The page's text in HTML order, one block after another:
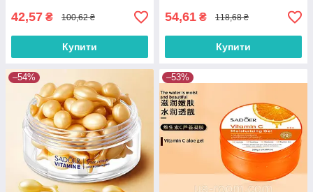
42,57 ₴ 100,62 ₴
Купити
54,61 ₴ 118,68 ₴
Купити
–54% –53%